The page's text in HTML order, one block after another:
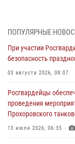
Росгвардейцы спасли
белгородского
За неделю
правонарушений
04 августа 2026, 06:03
ПОПУЛЯРНЫЕ
При участии
безопасность
03 августа 2026, 08:07
Росгвардейцы
проведения
Прохоровского
13 июля 2026, 06:35